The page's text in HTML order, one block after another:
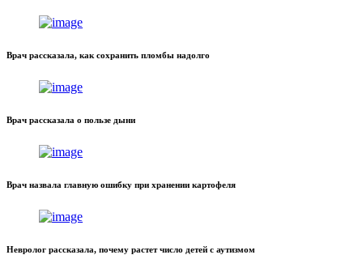
Врач рассказала, как сохранить пломбы надолго
Врач рассказала о пользе дыни
Врач назвала главную ошибку при хранении картофеля
Невролог рассказала, почему растет число детей с аутизмом